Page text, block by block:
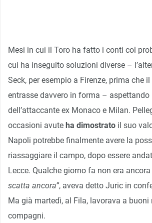
Mesi in cui il Toro ha fatto i conti col
cui ha inseguito soluzioni diverse –
Seck, per esempio a Firenze, prima che
entrasse davvero in forma – aspettando
dell’attaccante ex Monaco e Milan.
occasioni avute ha dimostrato il suo
Napoli potrebbe finalmente avere la
riassaggiare il campo, dopo essere
Lecce. Qualche giorno fa non era
scatta ancora”, aveva detto Juric in
Ma già martedì, al Fila, lavorava a buoni
compagni.